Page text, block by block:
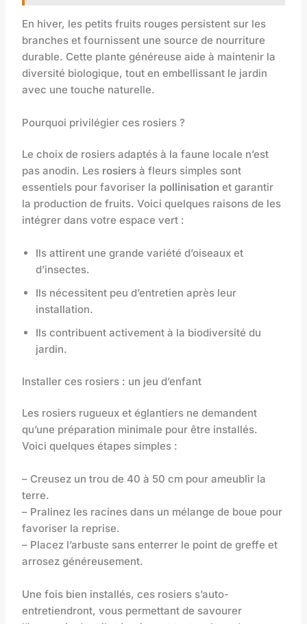
En hiver, les petits fruits rouges persistent sur les
branches et fournissent une source de nourriture
durable. Cette plante généreuse aide à maintenir la
diversité biologique, tout en embellissant le jardin
avec une touche naturelle.
Pourquoi privilégier ces rosiers ?
Le choix de rosiers adaptés à la faune locale n’est
pas anodin. Les rosiers à fleurs simples sont
essentiels pour favoriser la pollinisation et garantir
la production de fruits. Voici quelques raisons de les
intégrer dans votre espace vert :
Ils attirent une grande variété d’oiseaux et
d’insectes.
Ils nécessitent peu d’entretien après leur
installation.
Ils contribuent activement à la biodiversité du
jardin.
Installer ces rosiers : un jeu d’enfant
Les rosiers rugueux et églantiers ne demandent
qu’une préparation minimale pour être installés.
Voici quelques étapes simples :
– Creusez un trou de 40 à 50 cm pour ameublir la
terre.
– Pralinez les racines dans un mélange de boue pour
favoriser la reprise.
– Placez l’arbuste sans enterrer le point de greffe et
arrosez généreusement.
Une fois bien installés, ces rosiers s’auto-
entretiendront, vous permettant de savourer